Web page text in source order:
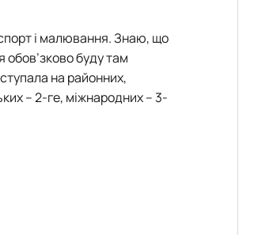
і малювання. Знаю, що
обов’зково буду там
на районних,
– 2-ге, міжнародних – 3-